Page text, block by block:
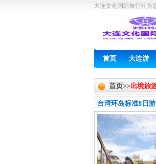
大连文化国际旅行社为
首页 大连游
首页>>出境旅
台湾环岛标准8日游